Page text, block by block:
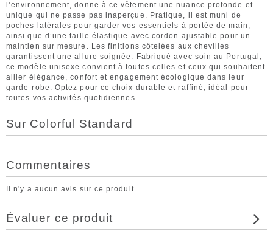
l’environnement, donne à ce vêtement une nuance profonde et
unique qui ne passe pas inaperçue. Pratique, il est muni de
poches latérales pour garder vos essentiels à portée de main,
ainsi que d’une taille élastique avec cordon ajustable pour un
maintien sur mesure. Les finitions côtelées aux chevilles
garantissent une allure soignée. Fabriqué avec soin au Portugal,
ce modèle unisexe convient à toutes celles et ceux qui souhaitent
allier élégance, confort et engagement écologique dans leur
garde-robe. Optez pour ce choix durable et raffiné, idéal pour
toutes vos activités quotidiennes.
Sur Colorful Standard
Commentaires
Il n'y a aucun avis sur ce produit
Évaluer ce produit